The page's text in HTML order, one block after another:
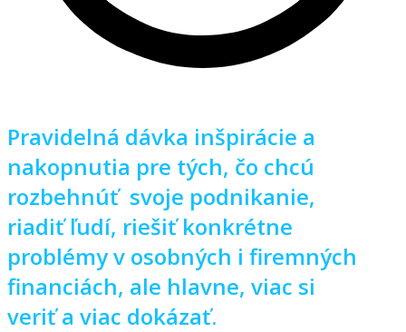
Pravidelná dávka inšpirácie a
nakopnutia pre tých, čo chcú
rozbehnúť svoje podnikanie,
riadiť ľudí, riešiť konkrétne
problémy v osobných i firemných
financiách, ale hlavne, viac si
veriť a viac dokázať.